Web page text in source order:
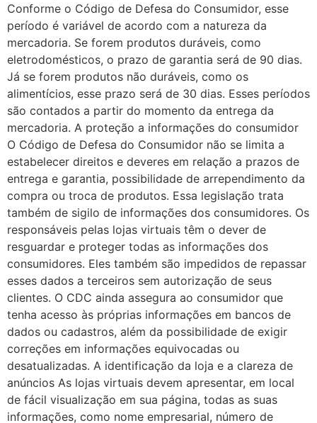
Conforme o Código de Defesa do Consumidor, esse
período é variável de acordo com a natureza da
mercadoria. Se forem produtos duráveis, como
eletrodomésticos, o prazo de garantia será de 90 dias.
Já se forem produtos não duráveis, como os
alimentícios, esse prazo será de 30 dias. Esses períodos
são contados a partir do momento da entrega da
mercadoria. A proteção a informações do consumidor
O Código de Defesa do Consumidor não se limita a
estabelecer direitos e deveres em relação a prazos de
entrega e garantia, possibilidade de arrependimento da
compra ou troca de produtos. Essa legislação trata
também de sigilo de informações dos consumidores. Os
responsáveis pelas lojas virtuais têm o dever de
resguardar e proteger todas as informações dos
consumidores. Eles também são impedidos de repassar
esses dados a terceiros sem autorização de seus
clientes. O CDC ainda assegura ao consumidor que
tenha acesso às próprias informações em bancos de
dados ou cadastros, além da possibilidade de exigir
correções em informações equivocadas ou
desatualizadas. A identificação da loja e a clareza de
anúncios As lojas virtuais devem apresentar, em local
de fácil visualização em sua página, todas as suas
informações, como nome empresarial, número de